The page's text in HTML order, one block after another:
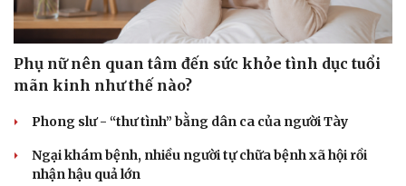
Phụ nữ nên quan tâm đến sức khỏe tình dục tuổi
mãn kinh như thế nào?
Phong slư - “thư tình” bằng dân ca của người Tày
Ngại khám bệnh, nhiều người tự chữa bệnh xã hội rồi
nhận hậu quả lớn